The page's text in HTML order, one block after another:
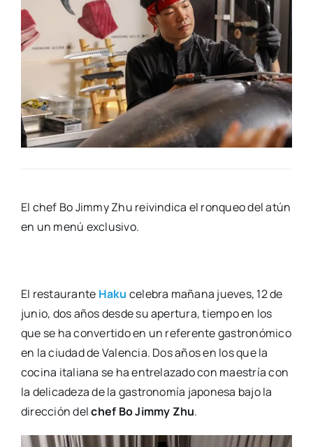
El chef Bo Jimmy Zhu rei­vin­di­ca el ron­queo del atún
en un menú exclu­si­vo.
El res­tau­ran­te Haku cele­bra maña­na jue­ves, 12 de
junio, dos años des­de su aper­tu­ra, tiem­po en los
que se ha con­ver­ti­do en un refe­ren­te gas­tro­nó­mi­co
en la ciu­dad de Valen­cia. Dos años en los que la
coci­na ita­lia­na se ha entre­la­za­do con maes­tría con
la deli­ca­de­za de la gas­tro­no­mía japo­ne­sa bajo la
direc­ción delchef Bo Jimmy Zhu.